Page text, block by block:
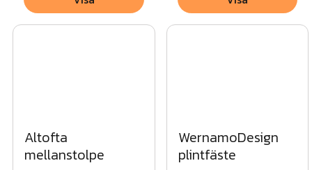
Altofta
mellanstolpe
WernamoDesign
plintfäste